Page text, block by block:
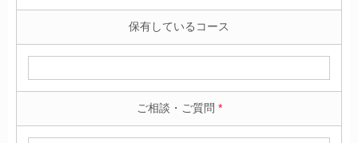
保有しているコース
ご相談・ご質問 *